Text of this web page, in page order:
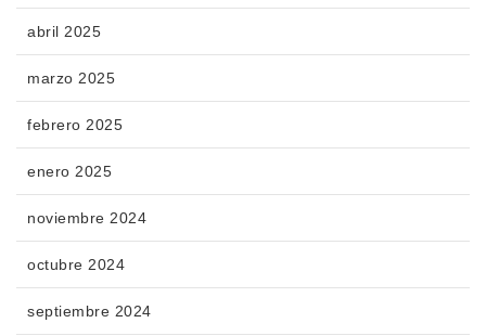
abril 2025
marzo 2025
febrero 2025
enero 2025
noviembre 2024
octubre 2024
septiembre 2024